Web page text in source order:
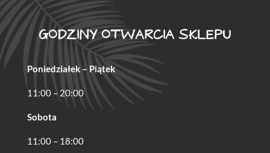
GODZINY OTWARCIA SKLEPU
Poniedziałek – Piątek
11:00 – 20:00
Sobota
11:00 – 18:00